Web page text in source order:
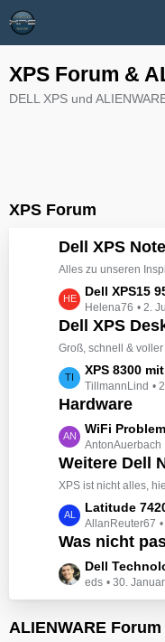
XPS Forum &
DELL XPS und
XPS Forum
Dell XPS
Alles zu unseren
L
e
t
z
e
B
i
r
ä
g
e
Dell XPS15 9530 (neue Gen) startet
Helena76 2.
Dell XPS
Groß, schnell &
L
e
t
z
t
e
B
i
r
ä
g
XPS 8300
TillmannLind
Hardware
L
e
t
z
e
B
i
ä
WiFi
AntonAuerbach
Weitere Dell
XPS ist nicht alles,
L
e
t
z
t
e
e
Latitude
AllanReuter67
Was nicht
L
e
t
z
Dell Technologies
eds 30.
ALIENWARE Forum